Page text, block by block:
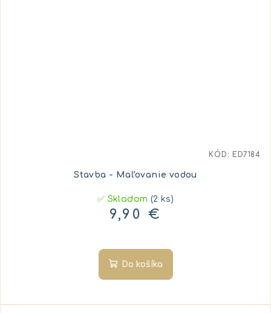
Stavba - Maľovanie vodou
✅ Skladom (2 ks)
9,90 €
Do košíka
KÓD: ED7184